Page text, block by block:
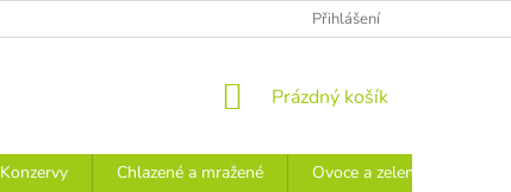
Přihlášení
NÁKUPNÍ
Prázdný košík
Konzervy Chlazené a mražené Ovoce a zelenina